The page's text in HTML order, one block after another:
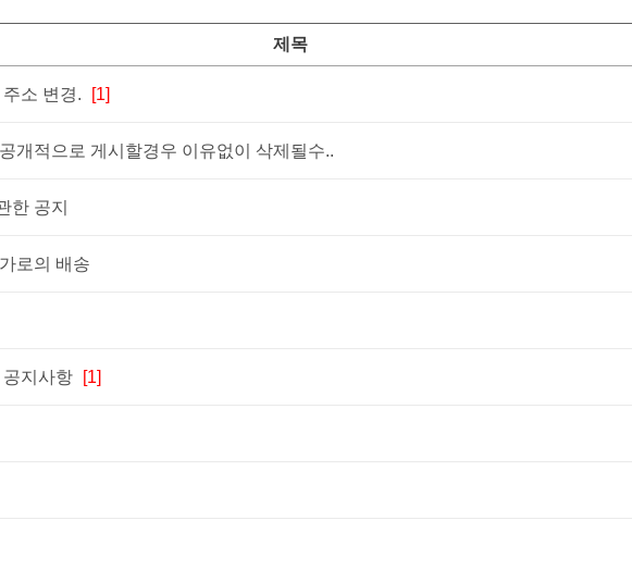
제목
소 변경. [1]
개적으로 게시할경우 이유없이 삭제될수..
한 공지
로의 배송
지사항 [1]